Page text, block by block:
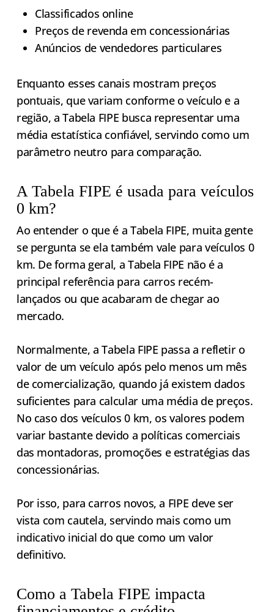
Classificados online
Preços de revenda em concessionárias
Anúncios de vendedores particulares
Enquanto esses canais mostram preços
pontuais, que variam conforme o veículo e a
região, a Tabela FIPE busca representar uma
média estatística confiável, servindo como um
parâmetro neutro para comparação.
A Tabela FIPE é usada para veículos
0 km?
Ao entender o que é a Tabela FIPE, muita gente
se pergunta se ela também vale para veículos 0
km. De forma geral, a Tabela FIPE não é a
principal referência para carros recém-
lançados ou que acabaram de chegar ao
mercado.
Normalmente, a Tabela FIPE passa a refletir o
valor de um veículo após pelo menos um mês
de comercialização, quando já existem dados
suficientes para calcular uma média de preços.
No caso dos veículos 0 km, os valores podem
variar bastante devido a políticas comerciais
das montadoras, promoções e estratégias das
concessionárias.
Por isso, para carros novos, a FIPE deve ser
vista com cautela, servindo mais como um
indicativo inicial do que como um valor
definitivo.
Como a Tabela FIPE impacta